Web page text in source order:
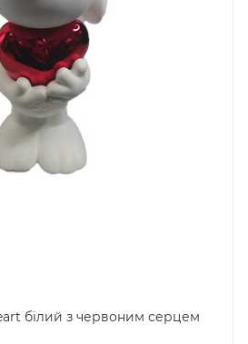
білий з червоним серцем